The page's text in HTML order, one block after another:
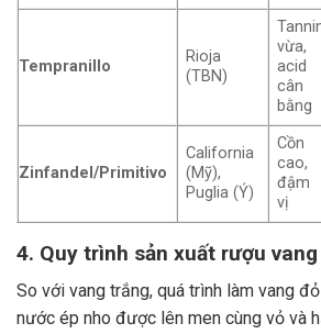
Tempranillo
Rioja
(TBN)
vừa,
acid
cân
bằng
Zinfandel/Primitivo
California
(Mỹ),
Puglia (Ý)
Cồn
cao,
đậm
vị
4. Quy trình sản xuất rượu
So với vang trắng, quá trình làm vang
nước ép nho được lên men cùng vỏ và